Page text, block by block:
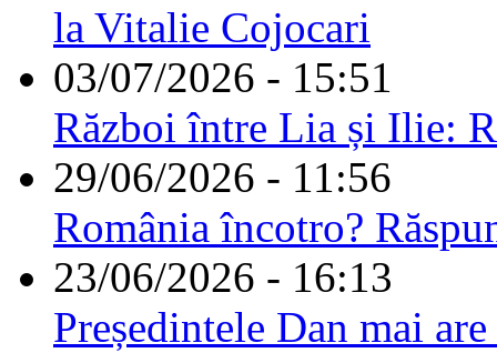
la Vitalie Cojocari
03/07/2026 - 15:51
Război între Lia și Ilie:
29/06/2026 - 11:56
România încotro?
23/06/2026 - 16:13
Președintele Dan mai